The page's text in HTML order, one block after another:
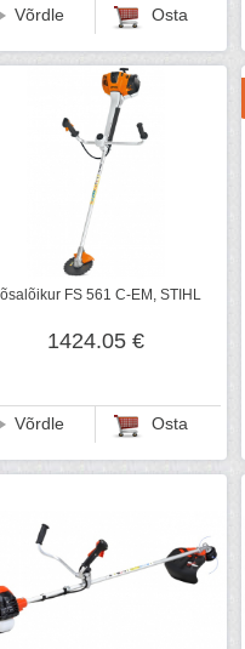
Võrdle Osta
FS 561 C-EM, STIHL
1424.05 €
Võrdle Osta